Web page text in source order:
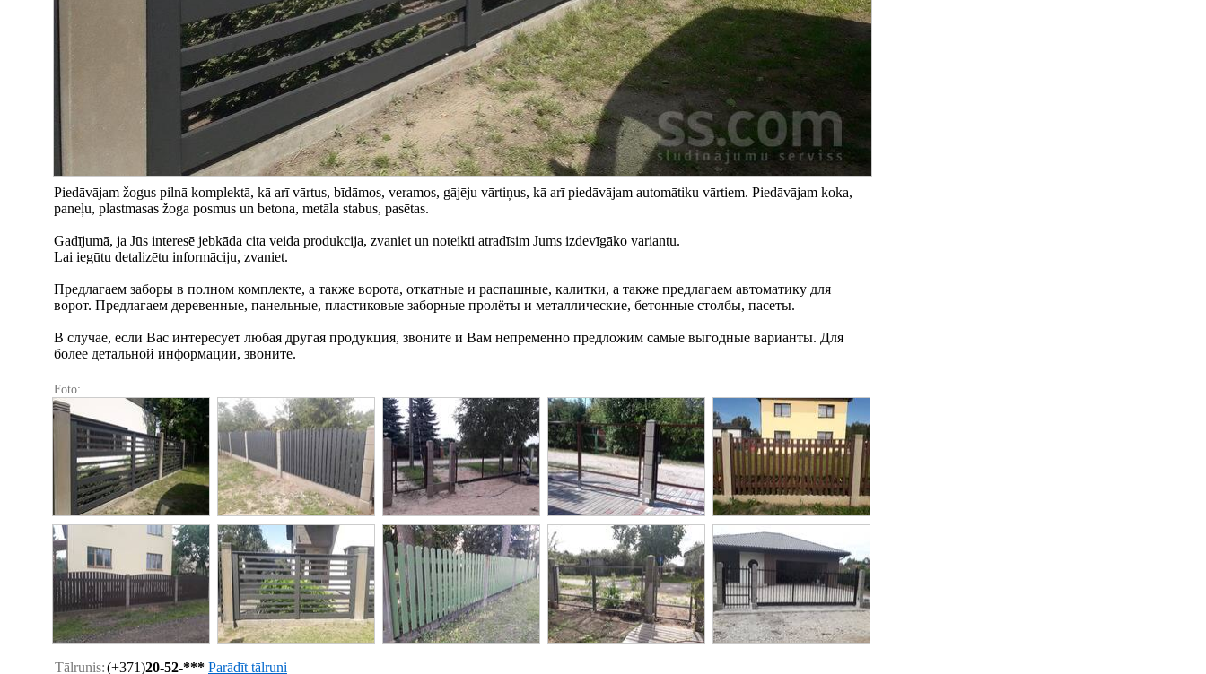
Piedāvājam žogus pilnā komplektā, kā arī vārtus, bīdāmos, veramos, gājēju vārtiņus, kā arī piedāvājam automātiku vārtiem. Piedāvājam koka,
paneļu, plastmasas žoga posmus un betona, metāla stabus, pasētas.
Gadījumā, ja Jūs interesē jebkāda cita veida produkcija, zvaniet un noteikti atradīsim Jums izdevīgāko variantu.
Lai iegūtu detalizētu informāciju, zvaniet.
Предлагаем заборы в полном комплекте, а также ворота, откатные и распашные, калитки, а также предлагаем автоматику для
ворот. Предлагаем деревенные, панельные, пластиковые заборные пролёты и металлические, бетонные столбы, пасеты.
В случае, если Вас интересует любая другая продукция, звоните и Вам непременно предложим самые выгодные варианты. Для
более детальной информации, звоните.
Foto:
Tālrunis:(+371)20-52-*** Parādīt tālruni